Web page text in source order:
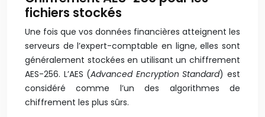
fichiers stockés
Une fois que vos données financières atteignent les
serveurs de l’expert-comptable en ligne, elles sont
généralement stockées en utilisant un chiffrement
AES-256. L’AES (Advanced Encryption Standard) est
considéré comme l’un des algorithmes de
chiffrement les plus sûrs.